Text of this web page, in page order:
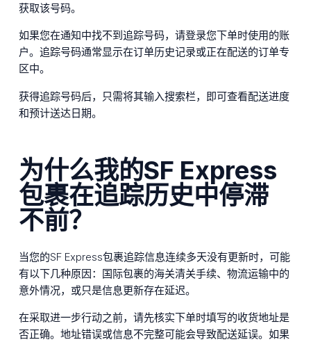
获取该号码。
如果您在通知中找不到追踪号码，请登录您下单时使用的账
户。追踪号码通常显示在订单历史记录或正在配送的订单专
区中。
获得追踪号码后，只需将其输入搜索栏，即可查看配送进度
和预计送达日期。
为什么我的SF Express
包裹在追踪历史中停滞
不前？
当您的SF Express包裹追踪信息连续多天没有更新时，可能
有以下几种原因：国际包裹的海关清关手续、物流运输中的
意外情况，或只是信息更新存在延迟。
在采取进一步行动之前，请先核实下单时填写的收货地址是
否正确。地址错误或信息不完整可能会导致配送延误。如果